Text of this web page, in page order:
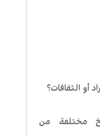
أو الثقافات؟
مختلفة من